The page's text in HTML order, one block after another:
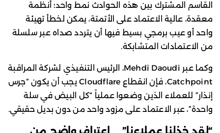
القاسم المشترك بين هذه الحوادث نمط واحد؛ أنظمة
معقدة، عالية الاعتماد على الأتمتة، يمكن لخطأ تهيئة
واحد أو عيب برمجي بسيط فيها أن يتردد صداه عبر سلسلة
من الاعتمادات المتشابكة.
وكما عبر Mehdi Daoudi، الرئيس التنفيذي لشركة المراقبة
Catchpoint، فإن انقطاع Cloudflare يجب أن يكون “جرس
إنذار” للعملاء الذين وضعوا عملياً “كل البيض في سلة
واحدة”، عبر الاعتماد على مزود واحد من دون بديل حقيقي.